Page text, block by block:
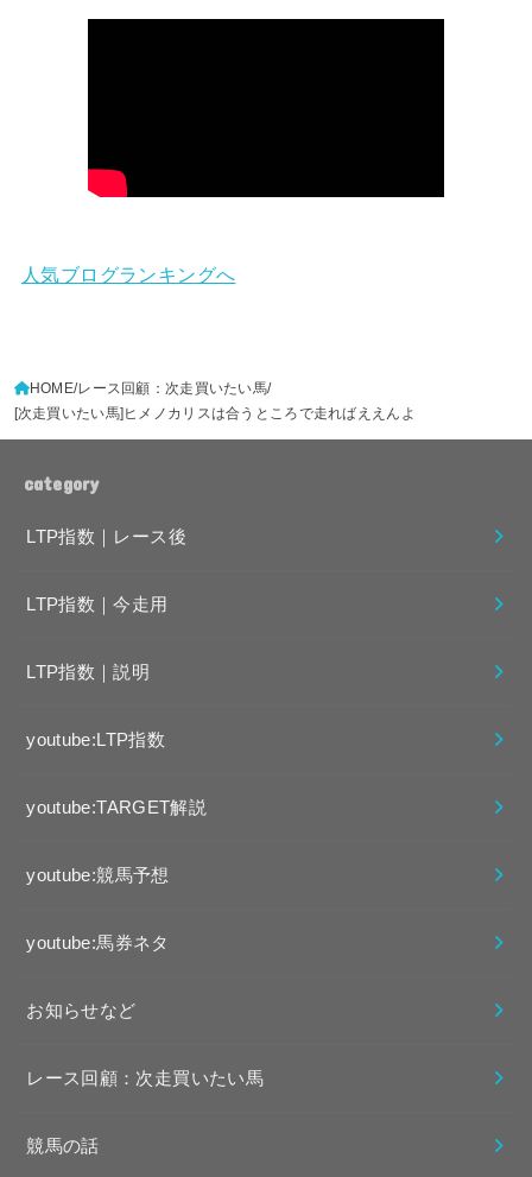
人気ブログランキングへ
HOME レース回顧：次走買いたい馬
[次走買いたい馬]ヒメノカリスは合うところで走ればええんよ
category
LTP指数｜レース後
LTP指数｜今走用
LTP指数｜説明
youtube:LTP指数
youtube:TARGET解説
youtube:競馬予想
youtube:馬券ネタ
お知らせなど
レース回顧：次走買いたい馬
競馬の話